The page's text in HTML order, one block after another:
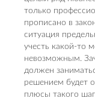
только
прописано в
ситуация
учесть какой-то
невозможным.
должен
решением будет
плюсы такого